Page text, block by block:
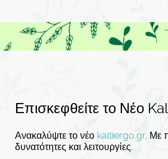
Επισκεφθείτε το Νέο
Ανακαλύψτε το νέο kalliergo.gr. Με
δυνατότητες και λειτουργίες.